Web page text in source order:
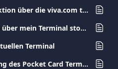
Ich versuche, eine Transaktion über die viva.com terminal auszuführen, die jedoch fehlschlägt. Was ist das Problem?
Kann ich eine Transaktion über mein Terminal stornieren?
Terminal
Aktivierung und Koppelung des Pocket Card Terminals